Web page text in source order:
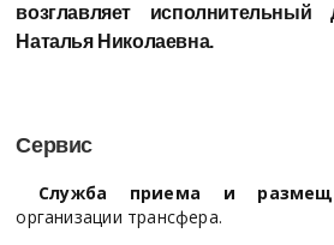
возглавляет исполнительный
Наталья Николаевна.
Сервис
Служба приема и
организации трансфера.